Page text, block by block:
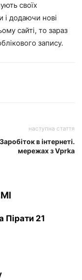
своїх
і додаючи нові
сайті, то зараз
запису.
наступна стаття
Заробіток в інтернеті.
мережах з Vprka
Пірати 21